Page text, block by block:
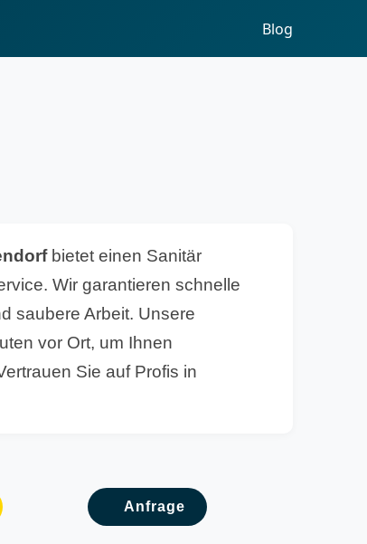
Blog
bietet einen Sanitär
Wir garantieren schnelle
saubere Arbeit. Unsere
vor Ort, um Ihnen
Sie auf Profis in
Anfrage